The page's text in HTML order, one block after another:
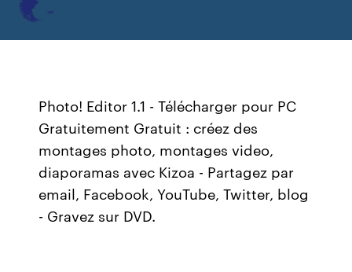
Photo! Editor 1.1 - Télécharger pour PC
Gratuitement Gratuit : créez des
montages photo, montages video,
diaporamas avec Kizoa - Partagez par
email, Facebook, YouTube, Twitter, blog
- Gravez sur DVD.